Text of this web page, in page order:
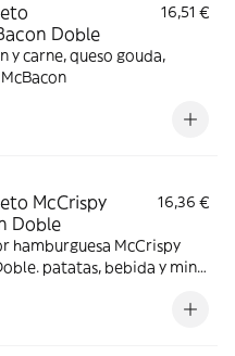
Doble
16,51 €
y carne, queso gouda,
McCrispy
Doble
16,36 €
hamburguesa McCrispy
patatas, bebida y mini